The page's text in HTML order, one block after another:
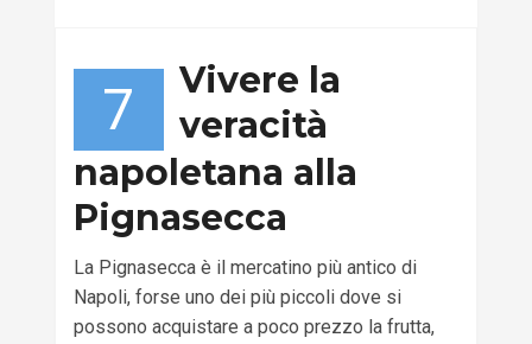
7
Vivere la
veracità
napoletana alla
Pignasecca
La Pignasecca è il mercatino più antico di
Napoli, forse uno dei più piccoli dove si
possono acquistare a poco prezzo la frutta,